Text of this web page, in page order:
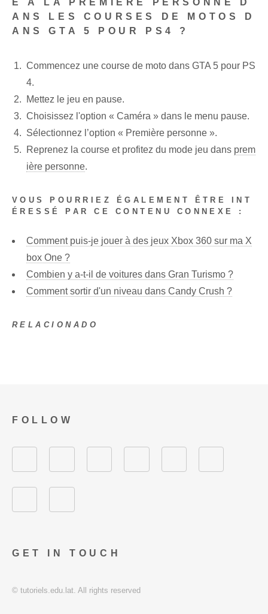
E À LA PREMIÈRE PERSONNE D
ANS LES COURSES DE MOTOS D
ANS GTA 5 POUR PS4 ?
Commencez une course de moto dans GTA 5 pour PS
4.
Mettez le jeu en pause.
Choisissez l'option « Caméra » dans le menu pause.
Sélectionnez l’option « Première personne ».
Reprenez la course et profitez du mode jeu dans prem
ière personne.
VOUS POURRIEZ ÉGALEMENT ÊTRE INT
ÉRESSÉ PAR CE CONTENU CONNEXE :
Comment puis-je jouer à des jeux Xbox 360 sur ma X
box One ?
Combien y a-t-il de voitures dans Gran Turismo ?
Comment sortir d'un niveau dans Candy Crush ?
RELACIONADO
GET IN TOUCH
FOLLOW
© tutoriels.edu.lat. All rights reserved